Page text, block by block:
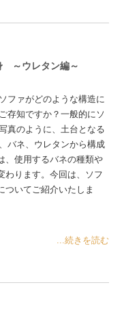
～ウレタン編～
ファがどのような構造に
存知ですか？一般的にソ
真のように、土台となる
バネ、ウレタンから構成
、使用するバネの種類や
わります。今回は、ソフ
ついてご紹介いたしま
...続きを読む